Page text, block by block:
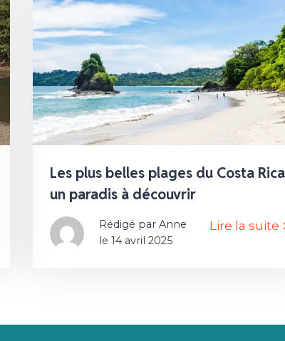
Les plus belles plages du Costa
un paradis à découvrir
Rédigé par Anne
le 14 avril 2025
Lire la suite